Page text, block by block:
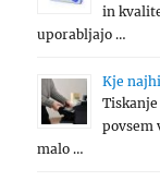
in
uporabljajo …
Kje
povsem
malo …